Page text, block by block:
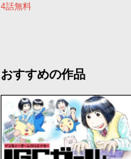
4話無料
おすすめの作品